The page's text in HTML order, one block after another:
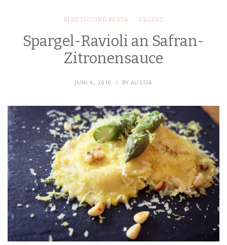
RISOTTO UND PASTA VEGGIE
Spargel-Ravioli an Safran-
Zitronensauce
JUNI 6, 2016 BY ALISSIA